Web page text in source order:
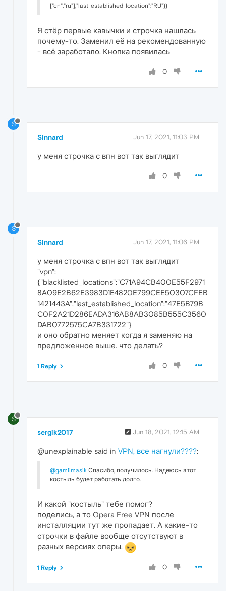
["cn","ru"],"last_established_location":"RU"}}
Я стёр первые кавычки и строчка нашлась
почему-то. Заменил её на рекомендованную
- всё заработало. Кнопка появилась
0
S
Sinnard Jun 17, 2021, 11:03 PM
у меня строчка с впн вот так выглядит
0
S
Sinnard Jun 17, 2021, 11:06 PM
у меня строчка с впн вот так выглядит
"vpn":
{"blacklisted_locations":"C71A94CB400E55F2971
8A09E2B62E3983D1E4820E799CEE50307CFEB
1421443A","last_established_location":"47E5B79B
C0F2A21D286EADA316AB8AB3085B555C3560
DAB0772575CA7B331722"}
и оно обратно меняет когда я заменяю на
предложенное выше. что делать?
0
1 Reply
S
sergik2017 Jun 18, 2021, 12:15 AM
@unexplainable said in VPN, все нагнули????:
@gamiimasik Спасибо, получилось. Надеюсь этот
костыль будет работать долго.
И какой "костыль" тебе помог?
поделись, а то Opera Free VPN после
инсталляции тут же пропадает. А какие-то
строчки в файле вообще отсутствуют в
разных версиях оперы.
0
1 Reply